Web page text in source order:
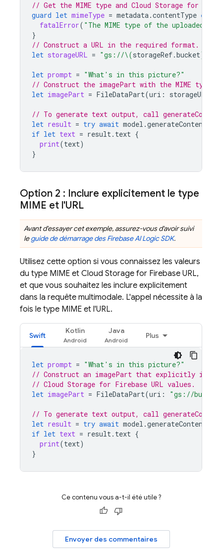
// Get the MIME type and Cloud Storage for
guard let mimeType = metadata.contentType else
fatalError( "The MIME type of the uploaded
}
// Construct a URL in the required format.
let storageURL = "gs://\(storageRef.bucket)
let prompt = "What's in this picture?"
// Construct the imagePart with the MIME type
let imagePart = FileDataPart(uri : storageURL
// To generate text output, call
let result = try await model .generateContent
if let text = result. text {
print(text)
}
Option 2 : Inclure explicitement le type
MIME et l'URL
Avant d'essayer cet exemple, assurez-vous d'avoir suivi
leguide de démarrage desFirebase AI LogicSDK.
Utilisez cette option si vous connaissez les valeurs
du type MIME et Cloud Storage for Firebase URL,
et que vous souhaitez les inclure explicitement
dans la requête multimodale. L'appel nécessite à la
fois le type MIME et l'URL.
Swift
Kotlin Java
Plus
let prompt = "What's in this picture?"
// Construct an imagePart that explicitly
// Cloud Storage for Firebase URL values.
let imagePart = FileDataPart(uri : "gs://bucket-
// To generate text output, call
let result = try await model .generateContent
if let text = result. text {
print(text)
}
Ce contenu vous a-t-il été utile ?
Envoyer des commentaires